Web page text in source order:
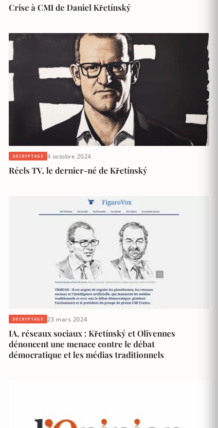
Crise à CMI de Daniel Křetínský
DÉCRYPTAGE 4 octobre 2024
Réels TV, le dernier-né de Křetínský
DÉCRYPTAGE 23 mars 2024
IA, réseaux sociaux : Křetínský et Olivennes
dénoncent une menace contre le débat
démocratique et les médias traditionnels